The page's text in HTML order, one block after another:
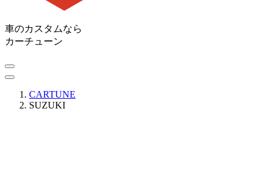
車のカスタムなら
カーチューン
CARTUNE
SUZUKI